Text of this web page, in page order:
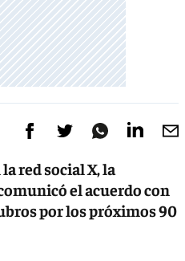
red social X, la
el acuerdo con
por los próximos 90